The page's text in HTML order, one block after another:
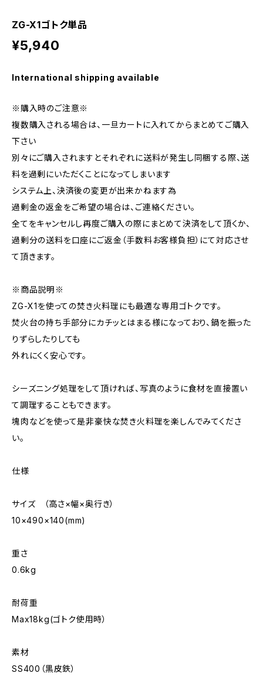
ZG-X1ゴトク単品
¥5,940
International shipping available
※購入時のご注意※
複数購入される場合は、一旦カートに入れてからまとめてご購入
下さい
別々にご購入されますとそれぞれに送料が発生し同梱する際、送
料を過剰にいただくことになってしまいます
システム上、決済後の変更が出来かねます為
過剰金の返金をご希望の場合は、ご連絡ください。
全てをキャンセルし再度ご購入の際にまとめて決済をして頂くか、
過剰分の送料を口座にご返金（手数料お客様負担）にて対応させ
て頂きます。
※商品説明※
ZG-X1を使っての焚き火料理にも最適な専用ゴトクです。
焚火台の持ち手部分にカチッとはまる様になっており、鍋を振った
りずらしたりしても
外れにくく安心です。
シーズニング処理をして頂ければ、写真のように食材を直接置い
て調理することもできます。
塊肉などを使って是非豪快な焚き火料理を楽しんでみてくださ
い。
仕様
サイズ （高さ×幅×奥行き）
10×490×140(mm)
重さ
0.6kg
耐荷重
Max18kg(ゴトク使用時）
素材
SS400（黒皮鉄）